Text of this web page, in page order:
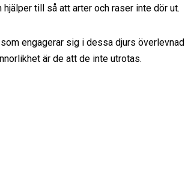
hjälper till så att arter och raser inte dör ut.
engagerar sig i dessa djurs överlevnad
är de att de inte utrotas.